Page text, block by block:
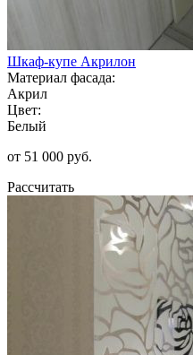
Шкаф-купе Акрилон
Материал фасада:
Акрил
Цвет:
Белый
от 51 000 руб.
Рассчитать